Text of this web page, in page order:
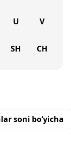
U V
SH CH
soni bo‘yicha